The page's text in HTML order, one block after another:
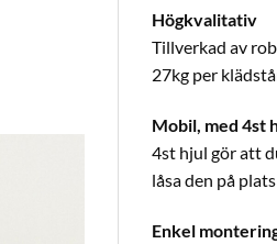
Högkvalitativ
Tillverkad av
27kg per
Mobil, med 4st
4st hjul gör att
låsa den på plats
Enkel